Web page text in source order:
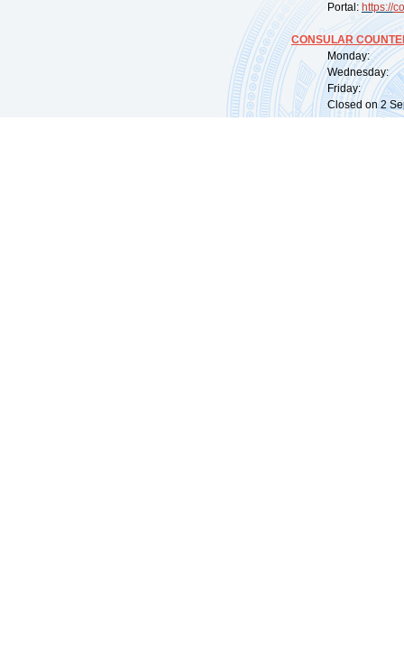
Portal: https://
CONSULAR
Monday:
Wednesday:
Friday:
Closed on 2